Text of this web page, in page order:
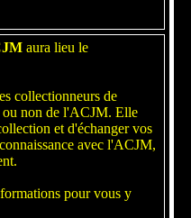
aura lieu le
collectionneurs de
ou non de l'ACJM. Elle
et d'échanger vos
avec l'ACJM,
pour vous y